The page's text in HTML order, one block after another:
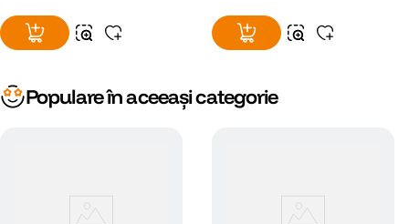
Populare în aceeași categorie